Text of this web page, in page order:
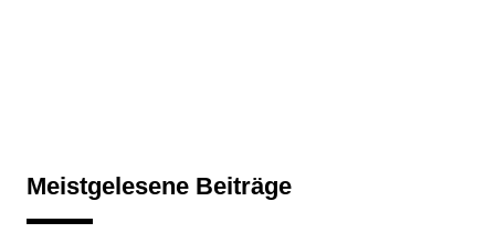
Meistgelesene Beiträge